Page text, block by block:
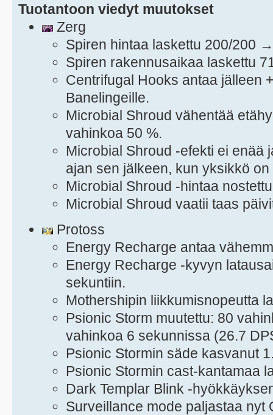
Tuotantoon viedyt muutokset
Zerg
Spiren hintaa laskettu 200/200
Spiren rakennusaikaa laskettu
Centrifugal Hooks antaa jälleen
Banelingeille.
Microbial Shroud vähentää
vahinkoa 50 %.
Microbial Shroud -efekti ei enää
ajan sen jälkeen, kun yksikkö
Microbial Shroud -hintaa
Microbial Shroud vaatii taas
Protoss
Energy Recharge antaa
Energy Recharge -kyvyn
sekuntiin.
Mothershipin liikkumisnopeutta
Psionic Storm muutettu: 80
vahinkoa 6 sekunnissa (26.7
Psionic Stormin säde kasvanut
Psionic Stormin cast-kantamaa
Dark Templar Blink -
Surveillance mode paljastaa nyt